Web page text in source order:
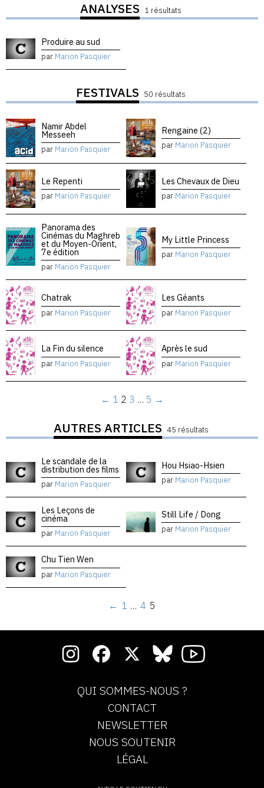
ANALYSES 1 résultats
Produire au sud
par Marion Pasquier
FESTIVALS 50 résultats
Namir Abdel
Messeeh
par Marion Pasquier
Rengaine (2)
par Marion Pasquier
Le Repenti
par Marion Pasquier
Les Chevaux de Dieu
par Marion Pasquier
Panorama des
Cinémas du Maghreb
et du Moyen-Orient,
7e édition
par Marion Pasquier
My Little Princess
par Marion Pasquier
Chatrak
par Marion Pasquier
Les Géants
par Marion Pasquier
La Fin du silence
par Marion Pasquier
Après le sud
par Marion Pasquier
← 1 2 3 … 5 →
AUTRES ARTICLES 45 résultats
Le scandale de la
distribution des films
par Marion Pasquier
Hou Hsiao-Hsien
par Marion Pasquier
Les Leçons de
cinéma
par Marion Pasquier
Still Life / Dong
par Marion Pasquier
Chu Tien Wen
par Marion Pasquier
← 1 … 4 5
QUI SOMMES-NOUS ?
CONTACT
NEWSLETTER
NOUS SOUTENIR
LÉGAL